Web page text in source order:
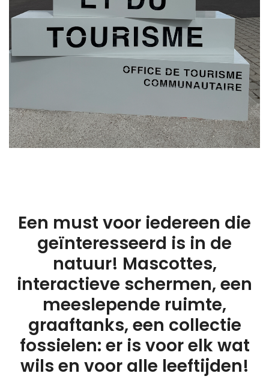
Een must voor iedereen die
geïnteresseerd is in de
natuur! Mascottes,
interactieve schermen, een
meeslepende ruimte,
graaftanks, een collectie
fossielen: er is voor elk wat
wils en voor alle leeftijden!